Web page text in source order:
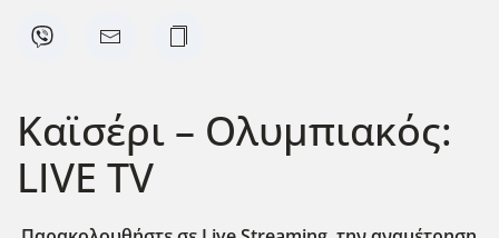
Καϊσέρι – Ολυμπιακός:
LIVE TV